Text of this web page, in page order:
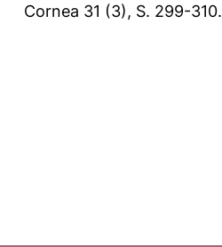
Cornea 31 (3), S. 299-310.